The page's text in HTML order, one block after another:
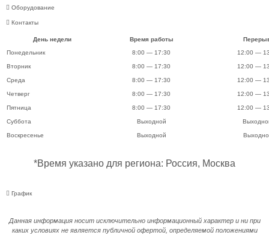
Оборудование
Контакты
День недели Время работы
Понедельник
8:00 — 17:30 12:00 —
Вторник 8:00 — 17:30 12:00 —
Среда 8:00 — 17:30 12:00 —
Четверг 8:00 — 17:30 12:00 —
Пятница 8:00 — 17:30 12:00 —
Суббота Выходной
Воскресенье Выходной
*Время указано для региона: Россия, Москва
График
Данная информация носит исключительно информационный характер и ни при
каких условиях не является публичной офертой, определяемой положениями